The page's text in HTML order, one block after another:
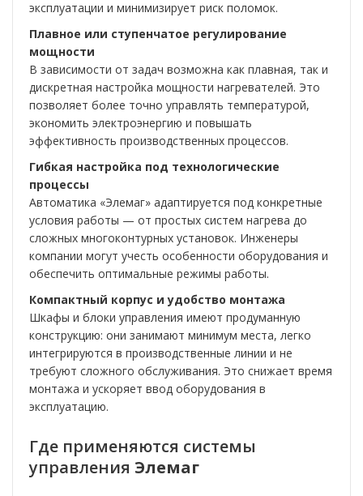
эксплуатации и минимизирует риск поломок.
Плавное или ступенчатое регулирование
мощности
В зависимости от задач возможна как плавная, так и
дискретная настройка мощности нагревателей. Это
позволяет более точно управлять температурой,
экономить электроэнергию и повышать
эффективность производственных процессов.
Гибкая настройка под технологические
процессы
Автоматика «Элемаг» адаптируется под конкретные
условия работы — от простых систем нагрева до
сложных многоконтурных установок. Инженеры
компании могут учесть особенности оборудования и
обеспечить оптимальные режимы работы.
Компактный корпус и удобство монтажа
Шкафы и блоки управления имеют продуманную
конструкцию: они занимают минимум места, легко
интегрируются в производственные линии и не
требуют сложного обслуживания. Это снижает время
монтажа и ускоряет ввод оборудования в
эксплуатацию.
Где применяются системы
управления Элемаг